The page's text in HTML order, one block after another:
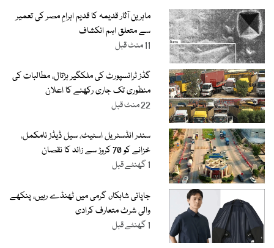
ماہرین آثار قدیمہ کا قدیم اہرامِ مصر کی تعمیر
سے متعلق اہم انکشاف
11 منٹ قبل
گڈز ٹرانسپورٹ کی ملکگیر ہڑتال، مطالبات کی
منظوری تک جاری رکھنے کا اعلان
22 منٹ قبل
سندر انڈسٹریل اسٹیٹ، سیل ڈیڈز نامکمل،
خزانے کو 70 کروڑ سے زائد کا نقصان
1 گھنٹے قبل
جاپانی شاہکار، گرمی میں ٹھنڈے رہیں، پنکھے
والی شرٹ متعارف کرادی
1 گھنٹے قبل